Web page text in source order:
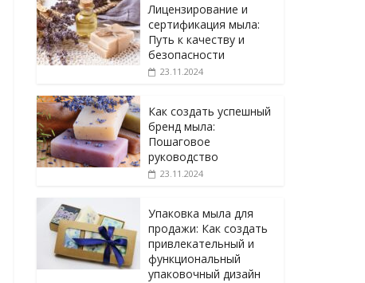
Лицензирование и
сертификация мыла:
Путь к качеству и
безопасности
23.11.2024
Как создать успешный
бренд мыла:
Пошаговое
руководство
23.11.2024
Упаковка мыла для
продажи: Как создать
привлекательный и
функциональный
упаковочный дизайн